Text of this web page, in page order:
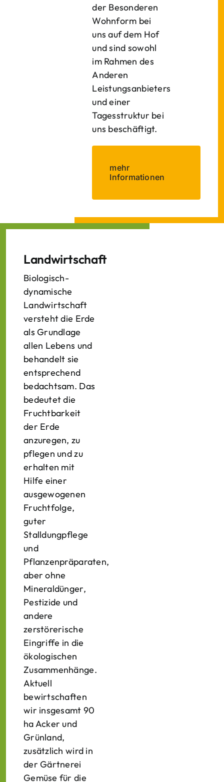
der Besonderen
Wohnform bei
uns auf dem Hof
und sind sowohl
im Rahmen des
Anderen
Leistungsanbieters
und einer
Tagesstruktur bei
uns beschäftigt.
mehr
Informationen
Landwirtschaft
Biologisch-
dynamische
Landwirtschaft
versteht die Erde
als Grundlage
allen Lebens und
behandelt sie
entsprechend
bedachtsam. Das
bedeutet die
Fruchtbarkeit
der Erde
anzuregen, zu
pflegen und zu
erhalten mit
Hilfe einer
ausgewogenen
Fruchtfolge,
guter
Stalldungpflege
und
Pflanzenpräparaten,
aber ohne
Mineraldünger,
Pestizide und
andere
zerstörerische
Eingriffe in die
ökologischen
Zusammenhänge.
Aktuell
bewirtschaften
wir insgesamt 90
ha Acker und
Grünland,
zusätzlich wird in
der Gärtnerei
Gemüse für die